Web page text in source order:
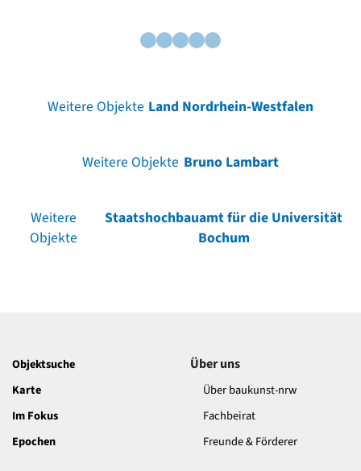
Weitere Objekte Land Nordrhein-Westfalen
Weitere Objekte Bruno Lambart
Weitere
Objekte
Staatshochbauamt für die Universität
Bochum
Objektsuche
Karte
Im Fokus
Epochen
Über uns
Über baukunst-nrw
Fachbeirat
Freunde & Förderer